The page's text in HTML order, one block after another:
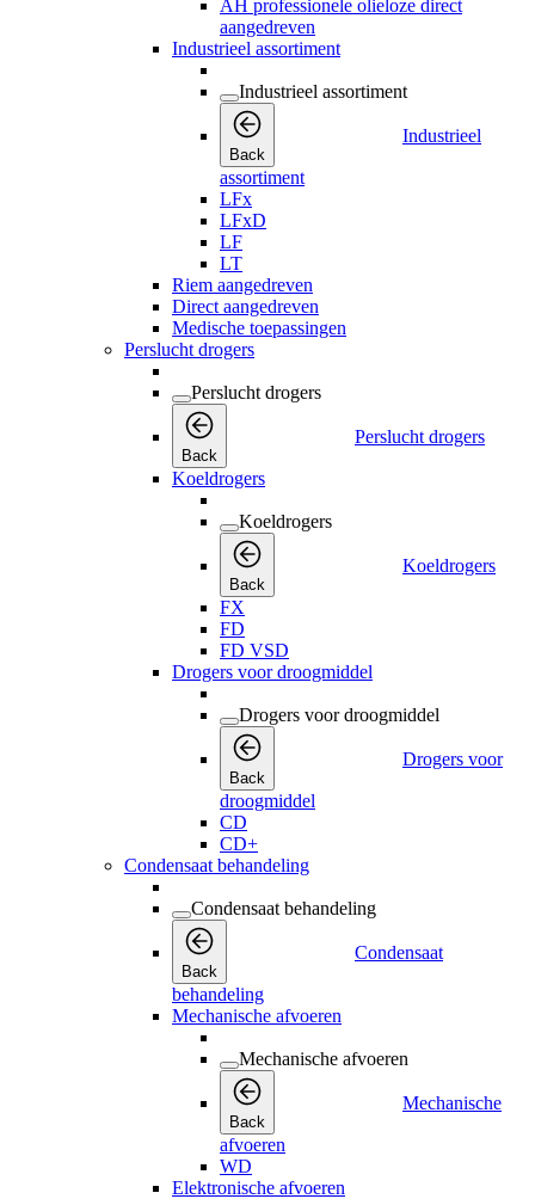
AH professionele olieloze direct
aangedreven
Industrieel assortiment
Industrieel assortiment
Back
Industrieel
assortiment
LFx
LFxD
LF
LT
Riem aangedreven
Direct aangedreven
Medische toepassingen
Perslucht drogers
Perslucht drogers
Back
Perslucht drogers
Koeldrogers
Koeldrogers
Back
Koeldrogers
FX
FD
FD VSD
Drogers voor droogmiddel
Drogers voor droogmiddel
Back
Drogers voor
droogmiddel
CD
CD+
Condensaat behandeling
Condensaat behandeling
Back
Condensaat
behandeling
Mechanische afvoeren
Mechanische afvoeren
Back
Mechanische
afvoeren
WD
Elektronische afvoeren